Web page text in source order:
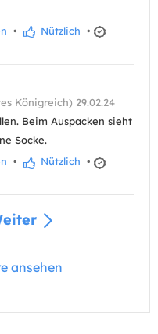
• Nützlich •
Königreich) 29.02.24
Beim Auspacken sieht
Socke.
• Nützlich •
ansehen